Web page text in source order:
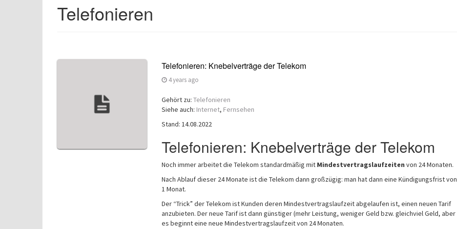
Telefonieren
Telefonieren: Knebelverträge der Telekom
4 years ago
Gehört zu: Telefonieren
Siehe auch: Internet, Fernsehen
Stand: 14.08.2022
Telefonieren: Knebelverträge der Telekom
Noch immer arbeitet die Telekom standardmäßig mit Mindestvertragslaufzeiten von 24 Monaten.
Nach Ablauf dieser 24 Monate ist die Telekom dann großzügig: man hat dann eine Kündigungsfrist von
1 Monat.
Der “Trick” der Telekom ist Kunden deren Mindestvertragslaufzeit abgelaufen ist, einen neuen Tarif
anzubieten. Der neue Tarif ist dann günstiger (mehr Leistung, weniger Geld bzw. gleichviel Geld, aber
es beginnt eine neue Mindestvertragslaufzeit von 24 Monaten.